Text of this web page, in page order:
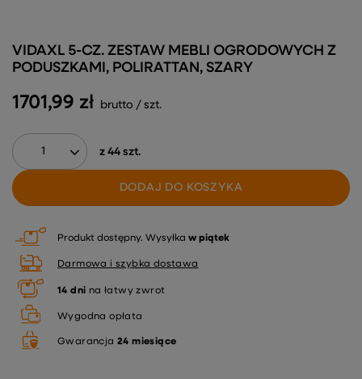
1701,99 zł brutto / szt.
z 44 szt.
DODAJ DO KOSZYKA
VIDAXL 5-CZ. ZESTAW MEBLI OGRODOWYCH Z
PODUSZKAMI, POLIRATTAN, SZARY
Produkt dostępny Wysyłka w piątek
Darmowa i szybka dostawa
14 dni na łatwy zwrot
Wygodna opłata
Gwarancja 24 miesiące